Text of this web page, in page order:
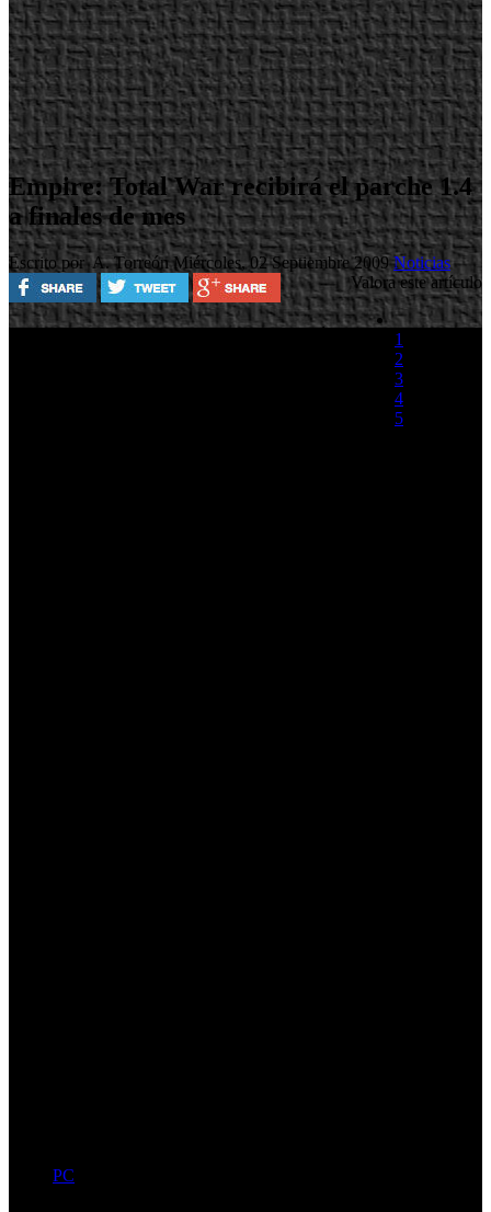
Empire: Total War recibirá el parche 1.4
a finales de mes
Escrito por A. TorreónMiércoles, 02 Septiembre 2009Noticias
Valora este artículo
1
2
3
4
5
Sega Europe ha anunciado hoy la actualización
PC